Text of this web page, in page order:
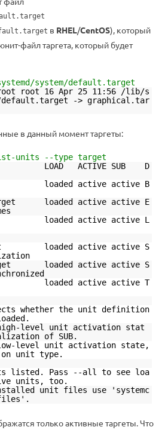
в RHEL /CentOS), который
файл таргета, который будет
system/default.target
root 16 Apr 25 11:56 /lib/s
default.target -> graphical.tar
в данный момент таргеты:
units --type target
ACTIVE SUB D
loaded active active B
loaded active active E
loaded active active L
loaded active active S
loaded active active S
loaded active active T
whether the unit definition
high-level unit activation stat
of SUB.
level unit activation state,
on unit type.
listed. Pass --all to see loa
units, too.
unit files use 'systemc
только активные таргеты. Что